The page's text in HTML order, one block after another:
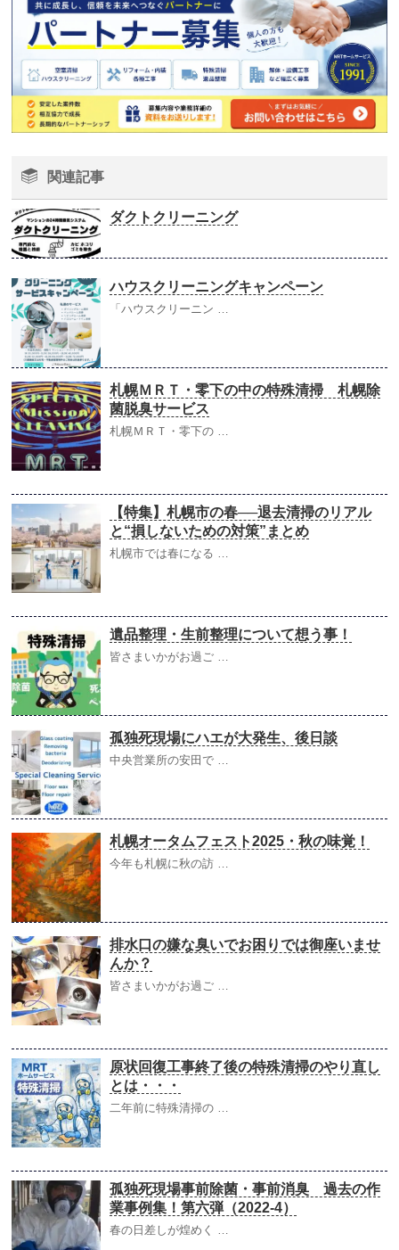
関連記事
ダクトクリーニング
ハウスクリーニングキャンペーン
「ハウスクリーニン …
札幌ＭＲＴ・零下の中の特殊清掃 札幌除
菌脱臭サービス
札幌ＭＲＴ・零下の …
【特集】札幌市の春──退去清掃のリアル
と“損しないための対策”まとめ
札幌市では春になる …
遺品整理・生前整理について想う事！
皆さまいかがお過ご …
孤独死現場にハエが大発生、後日談
中央営業所の安田で …
札幌オータムフェスト2025・秋の味覚！
今年も札幌に秋の訪 …
排水口の嫌な臭いでお困りでは御座いませ
んか？
皆さまいかがお過ご …
原状回復工事終了後の特殊清掃のやり直し
とは・・・
二年前に特殊清掃の …
孤独死現場事前除菌・事前消臭 過去の作
業事例集！第六弾（2022-4）
春の日差しが煌めく …